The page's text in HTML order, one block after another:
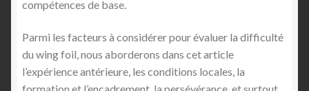
compétences de base.
Parmi les facteurs à considérer pour évaluer la difficulté
du wing foil, nous aborderons dans cet article
l’expérience antérieure, les conditions locales, la